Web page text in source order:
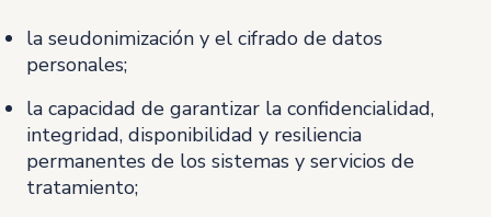
la seudonimización y el cifrado de datos
personales;
la capacidad de garantizar la confidencialidad,
integridad, disponibilidad y resiliencia
permanentes de los sistemas y servicios de
tratamiento;